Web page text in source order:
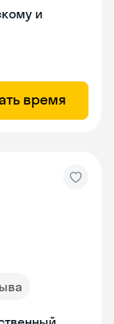
и
время